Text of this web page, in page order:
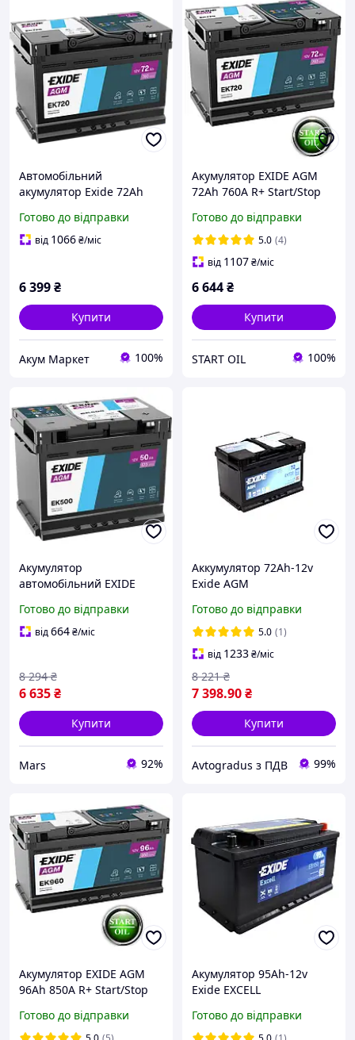
Автомобільний
акумулятор Exide 72Ah
EK720 (EK700)
Готово до відправки
від 1066₴/міс
6 399₴
Купити
Акум Маркет 100%
Акумулятор EXIDE AGM
72Аh 760A R+ Start/Stop
Готово до відправки
5.0 (4)
від 1107₴/міс
6 644₴
Купити
START OIL 100%
Акумулятор
автомобільний EXIDE
Готово до відправки
від664₴/міс
6 635₴
8 294 ₴
Купити
Mars 92%
Аккумулятор 72Ah-12v
Exide AGM
EK720
Готово до відправки
5.0 (1)
від 1233₴/міс
7 398.90₴
8 221 ₴
Купити
Avtogradus з ПДВ 99%
Акумулятор EXIDE AGM
96Аh 850A R+ Start/Stop
Готово до відправки
Акумулятор 95Ah-12v
Exide EXCELL
EB950
Готово до відправки